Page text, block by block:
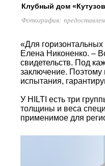
Клубный дом
Фотография:
«Для
Елена Никоненко. –
свидетельств. Под
заключение. Поэтому
испытания,
У HILTI есть три
толщины и веса
применимое для